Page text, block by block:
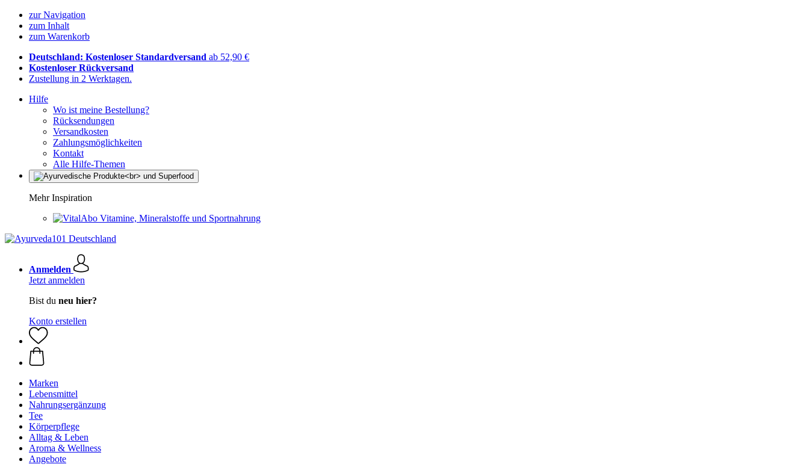
zur Navigation
zum Inhalt
zum Warenkorb
Deutschland: Kostenloser Standardversand ab 52,90 €
Kostenloser Rückversand
Zustellung in 2 Werktagen.
Hilfe
Wo ist meine Bestellung?
Rücksendungen
Versandkosten
Zahlungsmöglichkeiten
Kontakt
Alle Hilfe-Themen
Mehr Inspiration
Vitamine, Mineralstoffe und Sportnahrung
Anmelden
Jetzt anmelden
Bist du neu hier?
Konto erstellen
Marken
Lebensmittel
Nahrungsergänzung
Tee
Körperpflege
Alltag & Leben
Aroma & Wellness
Angebote